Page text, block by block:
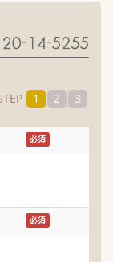
1 2 3
必須
必須